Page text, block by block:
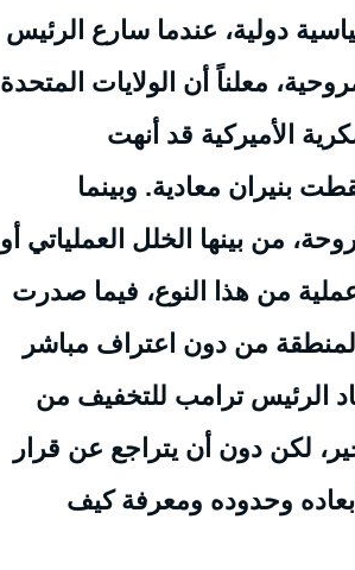
دولية، عندما سارع الرئيس
معلناً أن الولايات المتحدة
الأميركية قد أنهت
بنيران معادية. وبينما
من بينها الخلل العملياتي أو
من هذا النوع، فيما صدرت
من دون اعتراف مباشر
الرئيس ترامب للتخفيف من
لكن دون أن يتراجع عن قرار
أبعاده وحدوده ومعرفة كيف